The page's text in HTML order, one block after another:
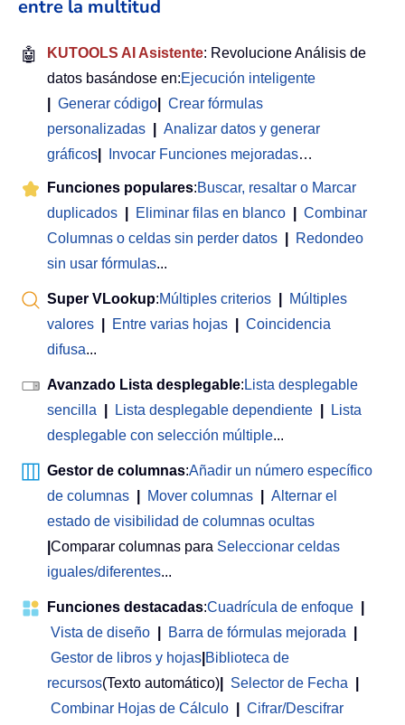
entre la multitud
🤖 KUTOOLS AI Asistente: Revolucione Análisis de
datos basándose en:Ejecución inteligente
Generar código
Crear fórmulas
personalizadas
Analizar datos y generar
gráficos
Invocar Funciones mejoradas…
Funciones populares:Buscar, resaltar o Marcar
duplicados
Eliminar filas en blanco
Combinar
Columnas o celdas sin perder datos
Redondeo
sin usar fórmulas...
Super VLookup:Múltiples criterios
Múltiples
valores
Entre varias hojas
Coincidencia
difusa...
Avanzado Lista desplegable: Lista desplegable
sencilla
Lista desplegable dependiente
Lista
desplegable con selección múltiple...
Gestor de columnas:Añadir un número específico
de columnas
Mover columnas
Alternar el
estado de visibilidad de columnas ocultas
Comparar columnas para Seleccionar celdas
iguales/diferentes...
Funciones destacadas:Cuadrícula de enfoque
Vista de diseño
Barra de fórmulas mejorada
Gestor de libros y hojas Biblioteca de
recursos(Texto automático) Selector de Fecha
Combinar Hojas de Cálculo
Cifrar/Descifrar